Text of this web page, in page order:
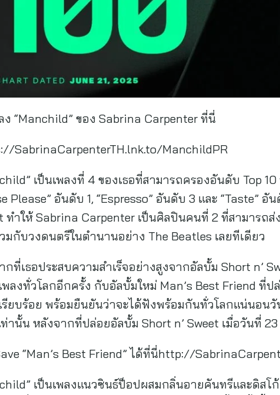
ง “Manchild” ของ Sabrina Carpenter ที่นี่
SabrinaCarpenterTH.lnk.to/ManchildPR
เป็นเพลงที่ 4 ของเธอที่สามารถครองอันดับ Top
Please” อันดับ 1, “Espresso” อันดับ 3 และ “Taste”
ทำให้ Sabrina Carpenter เป็นศิลปินคนที่ 2 ที่สามารถ
มกับวงดนตรีในตำนานอย่าง The Beatles เลยทีเดียว
กที่เธอประสบความสำเร็จอย่างสูงจากอัลบั้ม Short n’
พลงทั่วโลกอีกครั้ง กับอัลบั้มใหม่ Man’s Best Friend
รียบร้อย พร้อมยืนยันว่าจะได้ฟังพร้อมกันทั่วโลกแน่นอน
ท่านั้น หลังจากที่ปล่อยอัลบั้ม Short n’ Sweet เมื่อวันที่
“Man’s Best Friend” ได้ที่นี่http://
เป็นเพลงแนวซินธ์ป็อปผสมกลิ่นอายคันทรีและดิส